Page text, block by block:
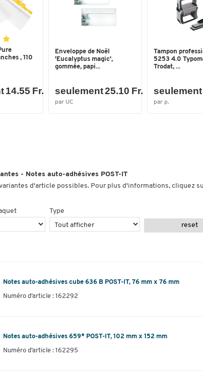
, 110
14.55 Fr.
Enveloppe de Noël
'Eucalyptus magic',
gommée, papi...
seulement 25.10 Fr.
par UC
Tampon
5253 4.0
Trodat, ...
seulement
par p.
- Notes auto-adhésives POST-IT
d'article possibles. Pour plus d'informations, cliquez
Type
reset
Notes auto-adhésives cube 636 B POST-IT, 76 mm x 76 mm
Numéro d’article : 162292
Notes auto-adhésives 659* POST-IT, 102 mm x 152 mm
Numéro d’article : 162295